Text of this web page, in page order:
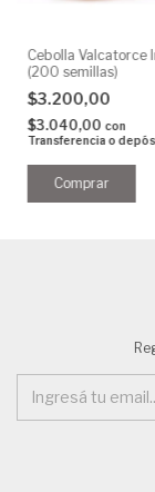
Cebolla Valcatorce
(200 semillas)
$3.200,00
$3.040,00 con
Transferencia o